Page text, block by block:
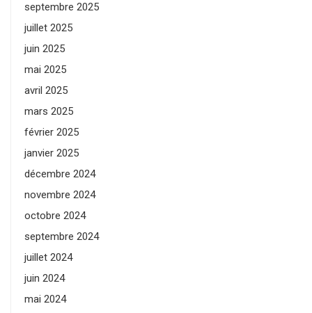
septembre 2025
juillet 2025
juin 2025
mai 2025
avril 2025
mars 2025
février 2025
janvier 2025
décembre 2024
novembre 2024
octobre 2024
septembre 2024
juillet 2024
juin 2024
mai 2024